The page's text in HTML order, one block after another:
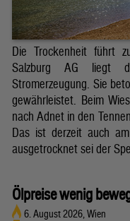
Die Trockenheit führt
Salzburg AG liegt
Stromerzeugung. Sie
gewährleistet. Beim
nach Adnet in den
Das ist derzeit auch
ausgetrocknet sei der
Ölpreise wenig
6. August 2026, Wien